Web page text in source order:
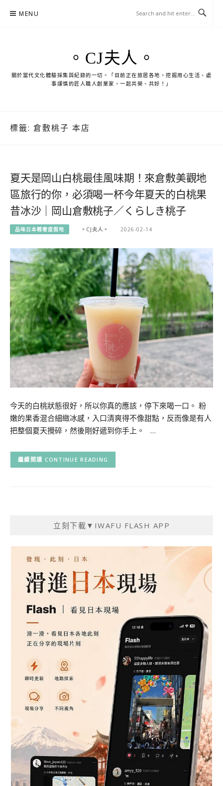
MENU
。CJ夫人。
關於當代文化體驗採集與紀錄的一切。「目前正在旅居各地，挖掘用心生活、處
事謹慎的匠人職人創業家，一起共榮、共好！」
標籤: 倉敷桃子 本店
夏天是岡山白桃最佳風味期！來倉敷美觀地
區旅行的你，必須喝一杯今年夏天的白桃果
昔冰沙｜岡山倉敷桃子／くらしき桃子
品味日本輕奢度假地 。CJ夫人。 2026-02-14
今天的白桃狀態很好，所以你真的應該，停下來喝一口。 粉
嫩的果香混合細緻冰感，入口清爽得不像甜點，反而像是有人
把整個夏天攪碎，然後剛好遞到你手上。 …
CONTINUE READING
立刻下載▼IWAFU FLASH APP